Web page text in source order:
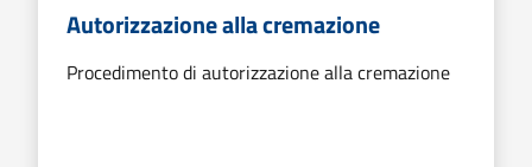
Autorizzazione alla cremazione
Procedimento di autorizzazione alla cremazione